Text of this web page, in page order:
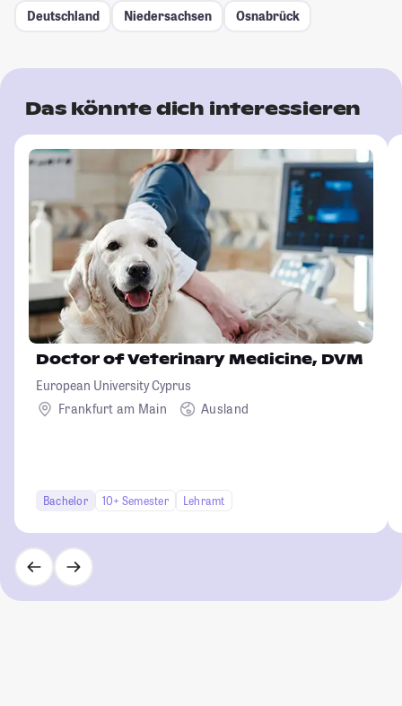
Deutschland
Niedersachsen Osnabrück
Das könnte dich interessieren
Doctor of Veterinary Medicine, DVM
European University Cyprus
Frankfurt am Main
Ausland
Bachelor 10+ Semester Lehramt